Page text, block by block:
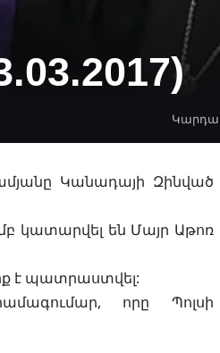
Կանադայի Զինված
կատարվել են Մայր Աթոռ
է պատրաստվել:
որը Պոլսի